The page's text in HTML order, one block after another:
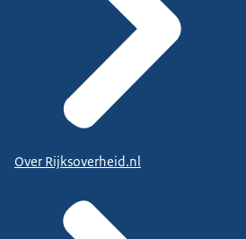
Over Rijksoverheid.nl